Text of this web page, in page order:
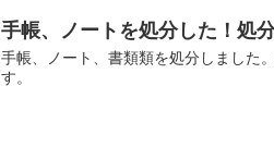
手帳、ノートを処分した！処
手帳、ノート、書類類を処分しました
す。